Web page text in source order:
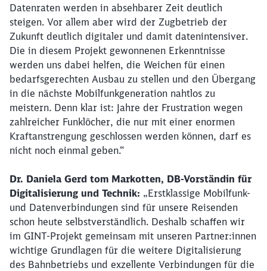
Datenraten werden in absehbarer Zeit deutlich
steigen. Vor allem aber wird der Zugbetrieb der
Zukunft deutlich digitaler und damit datenintensiver.
Die in diesem Projekt gewonnenen Erkenntnisse
werden uns dabei helfen, die Weichen für einen
bedarfsgerechten Ausbau zu stellen und den Übergang
in die nächste Mobilfunkgeneration nahtlos zu
meistern. Denn klar ist: Jahre der Frustration wegen
zahlreicher Funklöcher, die nur mit einer enormen
Kraftanstrengung geschlossen werden können, darf es
nicht noch einmal geben.“
Dr. Daniela Gerd tom Markotten, DB-Vorständin für
Digitalisierung und Technik: „Erstklassige Mobilfunk-
und Datenverbindungen sind für unsere Reisenden
schon heute selbstverständlich. Deshalb schaffen wir
im GINT-Projekt gemeinsam mit unseren Partner:innen
wichtige Grundlagen für die weitere Digitalisierung
des Bahnbetriebs und exzellente Verbindungen für die